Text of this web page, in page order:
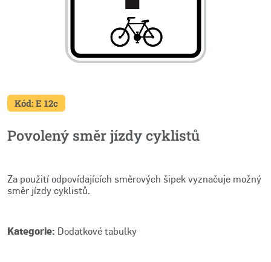
Kód: E 12c
Povolený směr jízdy cyklistů
Za použití odpovídajících směrových šipek vyznačuje možný
směr jízdy cyklistů.
Kategorie: Dodatkové tabulky